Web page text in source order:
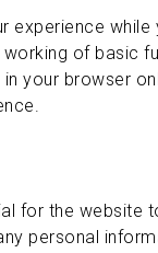
experience
of basic
your browser
for the website
personal